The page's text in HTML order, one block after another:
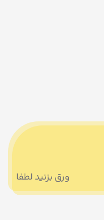
ورق بزنید لطفا